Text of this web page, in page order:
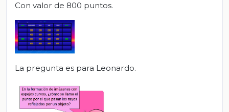
Con valor de 800 puntos.
La pregunta es para Leonardo.